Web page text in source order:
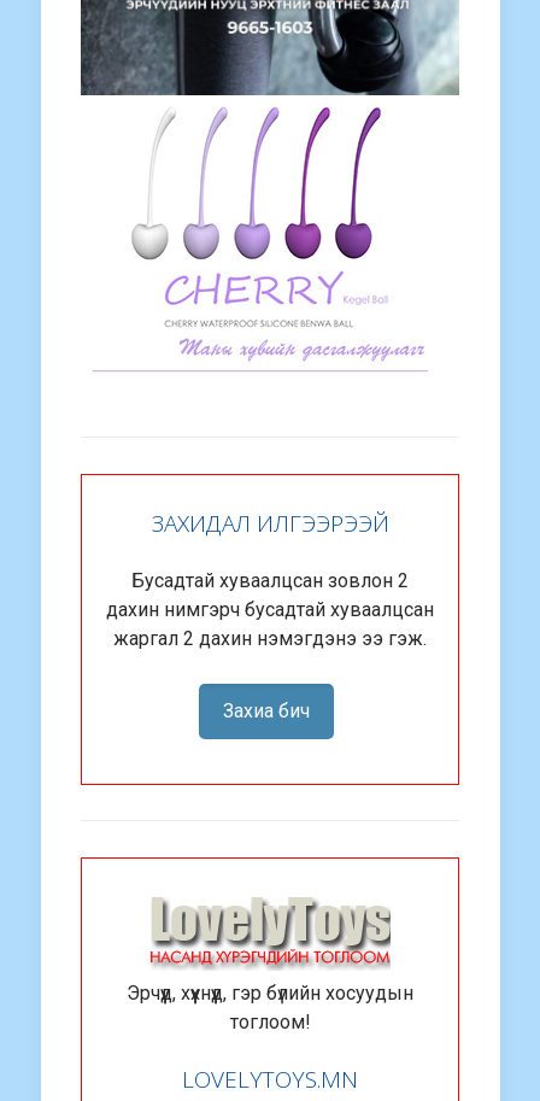
ЗАХИДАЛ ИЛГЭЭРЭЭЙ
Бусадтай хуваалцсан зовлон 2
дахин нимгэрч бусадтай хуваалцсан
жаргал 2 дахин нэмэгдэнэ ээ гэж.
Захиа бич
Эрчүүд, хүүхнүүд, гэр бүлийн хосуудын
тоглоом!
LOVELYTOYS.MN